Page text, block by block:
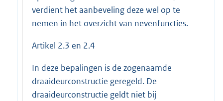
verdient het aanbeveling deze wel op te
nemen in het overzicht van nevenfuncties.
Artikel 2.3 en 2.4
In deze bepalingen is de zogenaamde
draaideurconstructie geregeld. De
draaideurconstructie geldt niet bij